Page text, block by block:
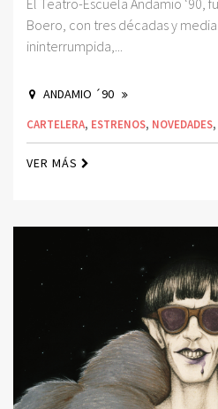
El Teatro-Escuela Andamio ‘90,
Boero, con tres décadas y
ininterrumpida,...
ANDAMIO ´90
CARTELERA, ESTRENOS, NOVEDADES,
VER MÁS